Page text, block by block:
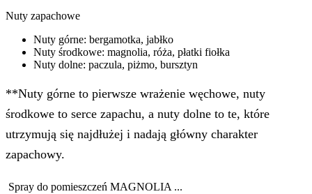
Nuty zapachowe
Nuty górne: bergamotka, jabłko
Nuty środkowe: magnolia, róża, płatki fiołka
Nuty dolne: paczula, piżmo, bursztyn
**Nuty górne to pierwsze wrażenie węchowe, nuty
środkowe to serce zapachu, a nuty dolne to te, które
utrzymują się najdłużej i nadają główny charakter
zapachowy.
Spray do pomieszczeń MAGNOLIA ...